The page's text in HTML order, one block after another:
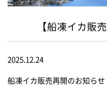
【船凍イカ販
2025.12.24
船凍イカ販売再開のお知らせ